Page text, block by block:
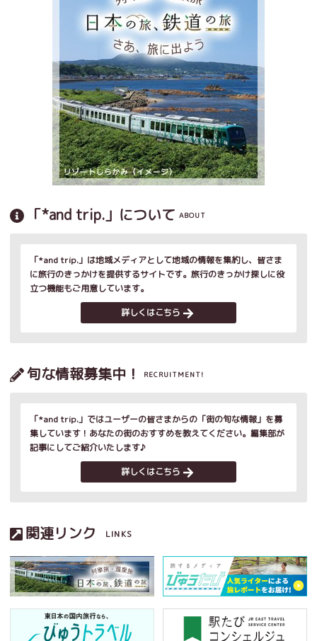
「*and trip.」について ABOUT
「*and trip.」は地域メディアとして地域の情報を集約し、皆さま
に旅行のきっかけを提供するサイトです。旅行のきっかけ探しに役
立つ機能もご用意しています。
詳しくはこちら
旬な情報募集中！ RECRUITMENT!
「*and trip.」ではユーザーの皆さまからの「街の旬な情報」を募
集しています！あなたの街のおすすめを教えてください。編集部が
記事にしてご紹介いたします♪
詳しくはこちら
関連リンク LINKS